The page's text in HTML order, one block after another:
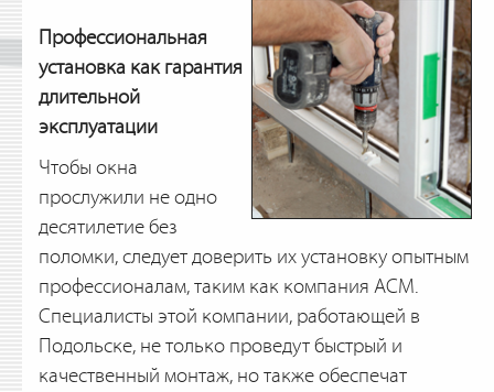
Профессиональная
установка как гарантия
длительной
эксплуатации
Чтобы окна
прослужили не одно
десятилетие без
поломки, следует доверить их установку опытным
профессионалам, таким как компания АСМ.
Специалисты этой компании, работающей в
Подольске, не только проведут быстрый и
качественный монтаж, но также обеспечат